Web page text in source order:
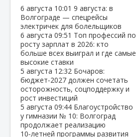
6 августа 10:01 9 августа: в
Волгограде — спецрейсы
электричек для болельщиков
6 августа 09:51 Топ профессий по
росту зарплат в 2026: кто
больше всех выиграл и где самые
высокие ставки
5 августа 12:32 Бочаров:
бюджет‑2027 должен сочетать
осторожность, соцподдержку и
рост инвестиций
5 августа 09:44 Благоустройство
у гимназии № 10: Волгоград
продолжает реализацию
10‑летней программы развития